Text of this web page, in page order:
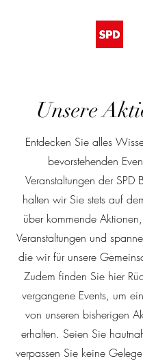
Unsere
Entdecken Sie alles
bevorstehenden
Veranstaltungen der SPD
halten wir Sie stets auf
über kommende
Veranstaltungen und
die wir für unsere
Zudem finden Sie hier
vergangene Events, um
von unseren bisherigen
erhalten. Seien Sie
verpassen Sie keine